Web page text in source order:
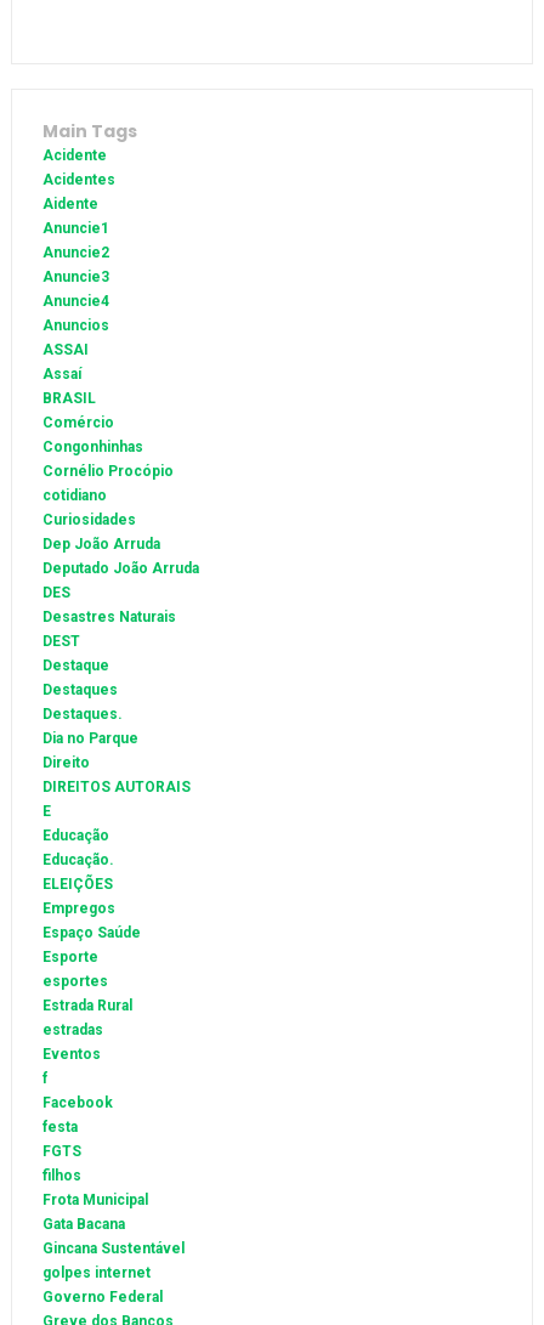
Main Tags
Acidente
Acidentes
Aidente
Anuncie1
Anuncie2
Anuncie3
Anuncie4
Anuncios
ASSAI
Assaí
BRASIL
Comércio
Congonhinhas
Cornélio Procópio
cotidiano
Curiosidades
Dep João Arruda
Deputado João Arruda
DES
Desastres Naturais
DEST
Destaque
Destaques
Destaques.
Dia no Parque
Direito
DIREITOS AUTORAIS
E
Educação
Educação.
ELEIÇÕES
Empregos
Espaço Saúde
Esporte
esportes
Estrada Rural
estradas
Eventos
f
Facebook
festa
FGTS
filhos
Frota Municipal
Gata Bacana
Gincana Sustentável
golpes internet
Governo Federal